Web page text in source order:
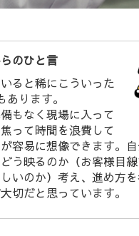
のひと言
ると稀にこういった
あります。
もなく現場に入って
って時間を浪費して
容易に想像できます。
う映るのか（お客様目
いのか）考え、進め方
切だと思っています。